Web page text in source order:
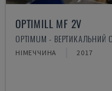
OPTIMILL MF 2V
OPTIMUM -
НІМЕЧЧИНА 2017